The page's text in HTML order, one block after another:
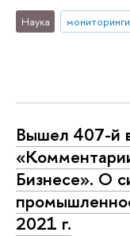
Наука мониторинги
Вышел 407-й
Бизнесе». О
2021 г.